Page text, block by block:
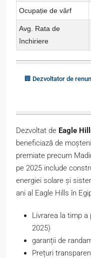
Ocupație de vârf
Avg. Rata de
închiriere
🏢 Dezvoltator de
Dezvoltat de Eagle
beneficiază de
premiate precum
pe 2025 include
energiei solare și
ani al Eagle Hills în
Livrarea la timp a
2025)
garanții de
Prețuri